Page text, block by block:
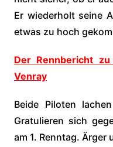
Er wiederholt seine
etwas zu hoch
Der Rennbericht
Venray
Beide Piloten
Gratulieren sich
am 1. Renntag. Ärger